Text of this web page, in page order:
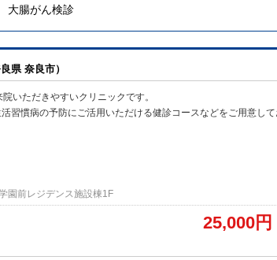
大腸がん検診
良県 奈良市）
いただきやすいクリニックです。
習慣病の予防にご活用いただける健診コースなどをご用意して
園前レジデンス施設棟1F
25,000円